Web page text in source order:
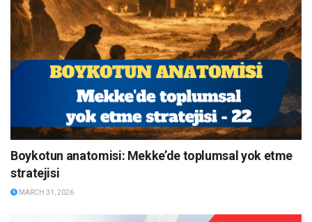
Boykotun anatomisi: Mekke’de toplumsal yok etme
stratejisi
MARCH 31, 2026